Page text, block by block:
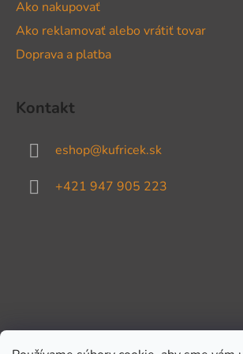
Ako nakupovať
Ako reklamovať alebo vrátiť tovar
Doprava a platba
Kontakt
eshop@kufricek.sk
+421 947 905 223